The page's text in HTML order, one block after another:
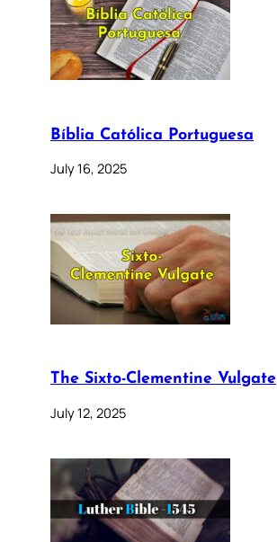
Bíblia Católica Portuguesa
July 16, 2025
The Sixto-Clementine Vulgate
July 12, 2025